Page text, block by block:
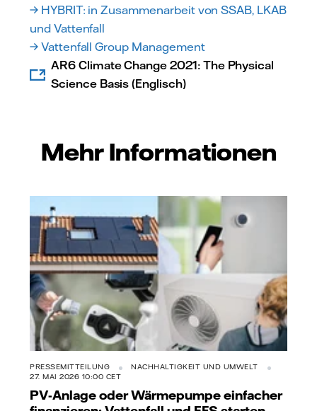
→ HYBRIT: in Zusammenarbeit von SSAB, LKAB
und Vattenfall
→ Vattenfall Group Management
AR6 Climate Change 2021: The Physical
Science Basis (Englisch)
Mehr Informationen
PRESSEMITTEILUNG
NACHHALTIGKEIT UND UMWELT
27. MAI 2026 10:00 CET
PV-Anlage oder Wärmepumpe einfacher